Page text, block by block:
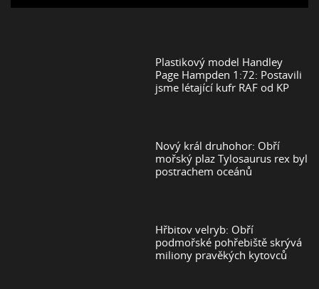
Plastikový model Handley
Page Hampden 1:72: Postavili
jsme létající kufr RAF od KP
Nový král druhohor: Obří
mořský plaz Tylosaurus rex byl
postrachem oceánů
Hřbitov velryb: Obří
podmořské pohřebiště skrývá
miliony pravěkých kytovců